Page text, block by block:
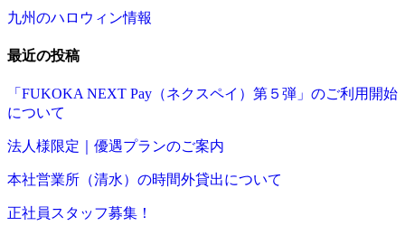
九州のハロウィン情報
最近の投稿
「FUKOKA NEXT Pay（ネクスペイ）第５弾」のご利用開始
について
法人様限定｜優遇プランのご案内
本社営業所（清水）の時間外貸出について
正社員スタッフ募集！